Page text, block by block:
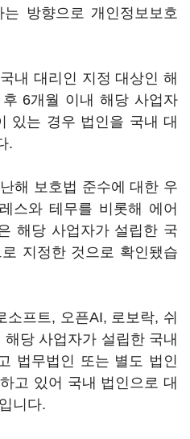
방향으로 개인정보보호
내 대리인 지정 대상인 해
6개월 이내 해당 사업자
있는 경우 법인을 국내 대
.
해 보호법 준수에 대한 우
스와 테무를 비롯해 에어
해당 사업자가 설립한 국
지정한 것으로 확인됐습
프트, 오픈AI, 로보락, 쉬
당 사업자가 설립한 국내
법무법인 또는 별도 법인
고 있어 국내 법인으로 대
니다.